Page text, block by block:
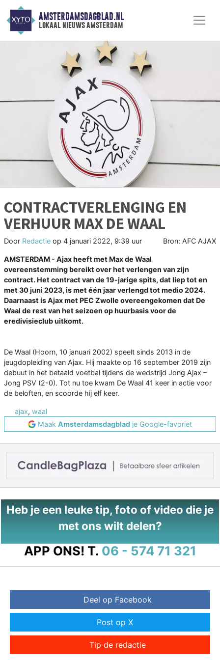
AMSTERDAMSDAGBLAD.NL
lokaal nieuws amsterdam
CONTRACTVERLENGING EN
VERHUUR MAX DE WAAL
Door Redactie op 4 januari 2022, 9:39 uur Bron: AFC AJAX
AMSTERDAM - Ajax heeft met Max de Waal
overeenstemming bereikt over het verlengen van zijn
contract. Het contract van de 19-jarige spits, dat liep tot en
met 30 juni 2023, is met één jaar verlengd tot medio 2024.
Daarnaast is Ajax met PEC Zwolle overeengekomen dat De
Waal de rest van het seizoen op huurbasis voor de
eredivisieclub uitkomt.
De Waal (Hoorn, 10 januari 2002) speelt sinds 2013 in de
jeugdopleiding van Ajax. Hij maakte op 16 september 2019 zijn
debuut in het betaald voetbal tijdens de wedstrijd Jong Ajax –
Jong PSV (2-0). Tot nu toe kwam De Waal 41 keer in actie voor
de beloften, en scoorde hij elf keer.
ajax, waal
Maak Amsterdamsdagblad je Google-favoriet
Heb je een leuke tip, foto of video die je
met ons wilt delen?
APP ONS! T. 06 - 574 71 321
Deel op Facebook
Post op X
Tip de redactie